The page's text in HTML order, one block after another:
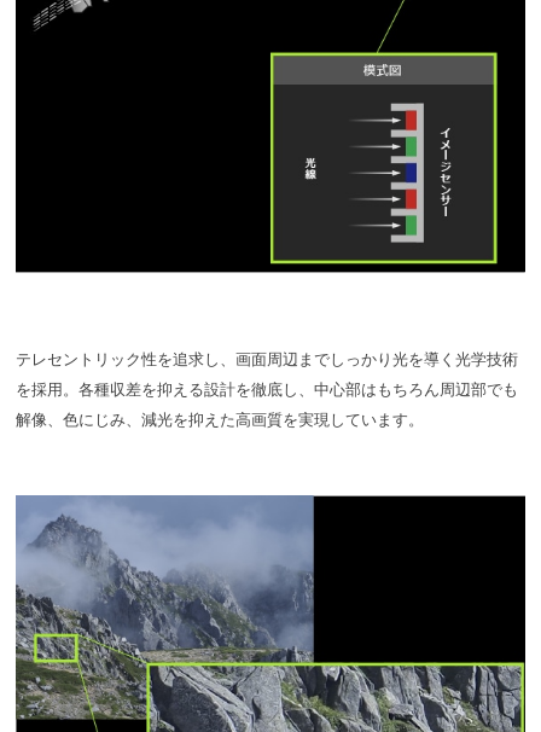
テレセントリック性を追求し、画面周辺までしっかり光を導く光学技術
を採用。各種収差を抑える設計を徹底し、中心部はもちろん周辺部でも
解像、色にじみ、減光を抑えた高画質を実現しています。